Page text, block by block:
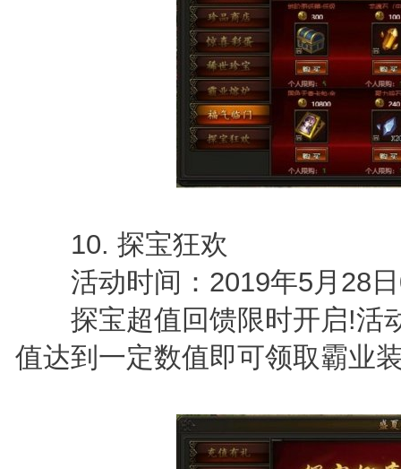
10. 探宝狂欢
活动时间：2019年5月28
探宝超值回馈限时开启!活
值达到一定数值即可领取霸业